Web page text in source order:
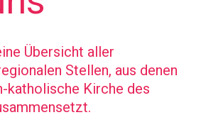
Übersicht aller
Stellen, aus denen
katholische Kirche des